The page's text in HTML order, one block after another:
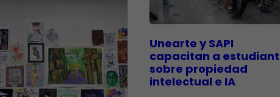
Unearte y SAPI
capacitan a
sobre propiedad
intelectual e IA